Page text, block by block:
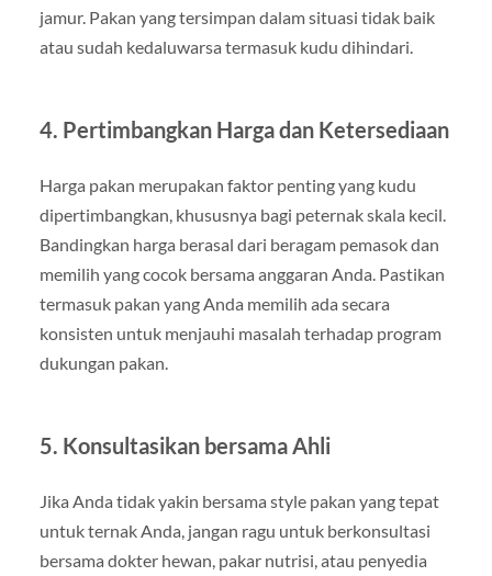
jamur. Pakan yang tersimpan dalam situasi tidak baik
atau sudah kedaluwarsa termasuk kudu dihindari.
4. Pertimbangkan Harga dan Ketersediaan
Harga pakan merupakan faktor penting yang kudu
dipertimbangkan, khususnya bagi peternak skala kecil.
Bandingkan harga berasal dari beragam pemasok dan
memilih yang cocok bersama anggaran Anda. Pastikan
termasuk pakan yang Anda memilih ada secara
konsisten untuk menjauhi masalah terhadap program
dukungan pakan.
5. Konsultasikan bersama Ahli
Jika Anda tidak yakin bersama style pakan yang tepat
untuk ternak Anda, jangan ragu untuk berkonsultasi
bersama dokter hewan, pakar nutrisi, atau penyedia